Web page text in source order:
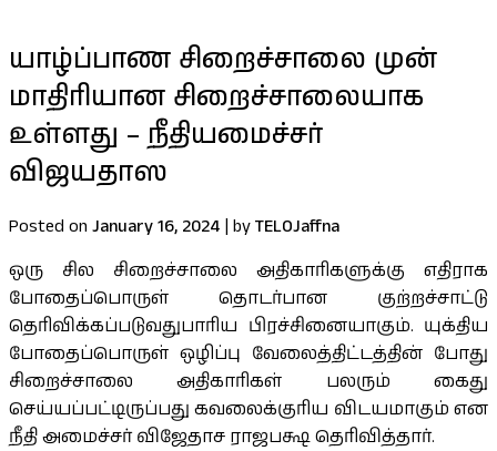
யாழ்ப்பாண சிறைச்சாலை முன்
மாதிரியான சிறைச்சாலையாக
உள்ளது – நீதியமைச்சர்
விஜயதாஸ
Posted on January 16, 2024 | byTELOJaffna
ஒரு சில சிறைச்சாலை அதிகாரிகளுக்கு எதிராக
போதைப்பொருள் தொடர்பான குற்றச்சாட்டு
தெரிவிக்கப்படுவதுபாரிய பிரச்சினையாகும். யுக்திய
போதைப்பொருள் ஒழிப்பு வேலைத்திட்டத்தின் போது
சிறைச்சாலை அதிகாரிகள் பலரும் கைது
செய்யப்பட்டிருப்பது கவலைக்குரிய விடயமாகும் என
நீதி அமைச்சர் விஜேதாச ராஜபக்ஷ தெரிவித்தார்.